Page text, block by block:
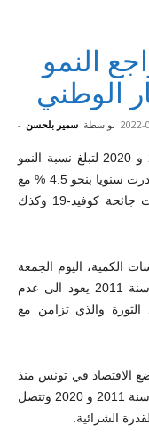
و2020: تراجع النمو
الوطني
بواسطة سمير بلحسن - 2022-
سجل الاقتصاد التونسي، تباطؤا ما بين 2011 و 2020 لتبلغ نسبة النمو
0.58 % مقارنة بالعشرية التي سبقتها والتي قدرت سنويا بنحو 4.5 % مع
تراجع جوهري خلال سنة 2020 بفعل تداعيات جائحة كوفيد-19 وكذك
الكمية، اليوم الجمعة
19 أوت 2022، ان تراجع الاقتصاد التونسي سنة 2011 يعود الى عدم
الثورة والذي تزامن مع
الاقتصاد في تونس منذ
سنة 2000 وخاصة العشرية المتراوحة ما بين سنة 2011 و 2020 وتتصل
الشرائية.